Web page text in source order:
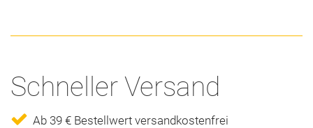
Schneller Versand
Ab 39 € Bestellwert versandkostenfrei